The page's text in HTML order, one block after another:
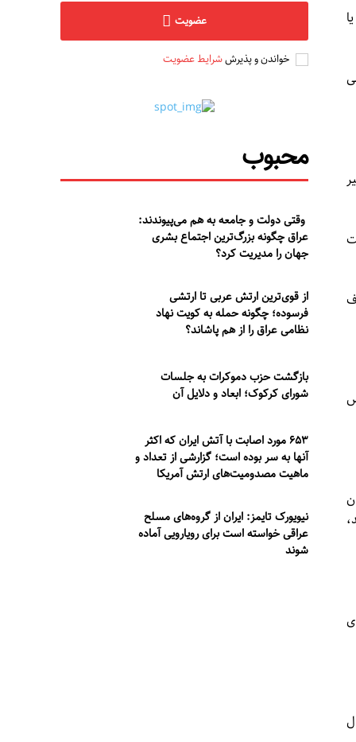
عضویت
خواندن و پذیرششرایط عضویت
محبوب
وقتی دولت و جامعه به هم می‌پیوندند:
عراق چگونه بزرگ‌ترین اجتماع بشری
جهان را مدیریت کرد؟
از قوی‌ترین ارتش عربی تا ارتشی
فرسوده؛ چگونه حمله به کویت نهاد
نظامی عراق را از هم پاشاند؟
بازگشت حزب دموکرات به جلسات
شورای کرکوک؛ ابعاد و دلایل آن
۶۵۳ مورد اصابت با آتش ایران که اکثر
آنها به سر بوده است؛ گزارشی از تعداد و
ماهیت مصدومیت‌های ارتش آمریکا
نیویورک تایمز: ایران از گروه‌های مسلح
عراقی خواسته است برای رویارویی آماده
شوند